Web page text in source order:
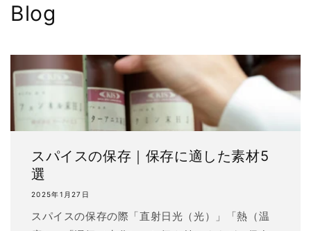
Blog
スパイスの保存｜保存に適した素材5
選
2025年1月27日
スパイスの保存の際「直射日光（光）」「熱（温